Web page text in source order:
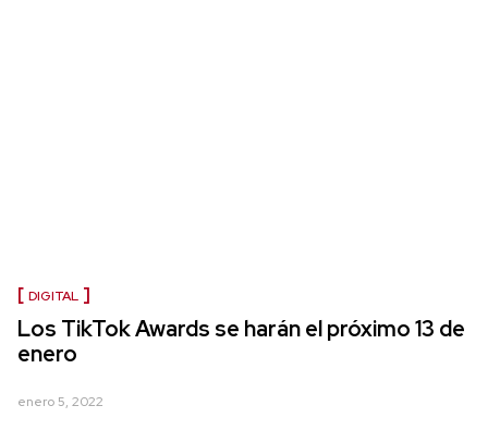
DIGITAL
Los TikTok Awards se harán el próximo 13 de
enero
enero 5, 2022